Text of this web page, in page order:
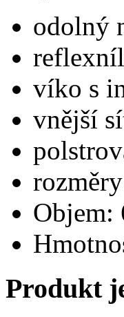
odolný
víko s
vnější
Objem:
Produkt